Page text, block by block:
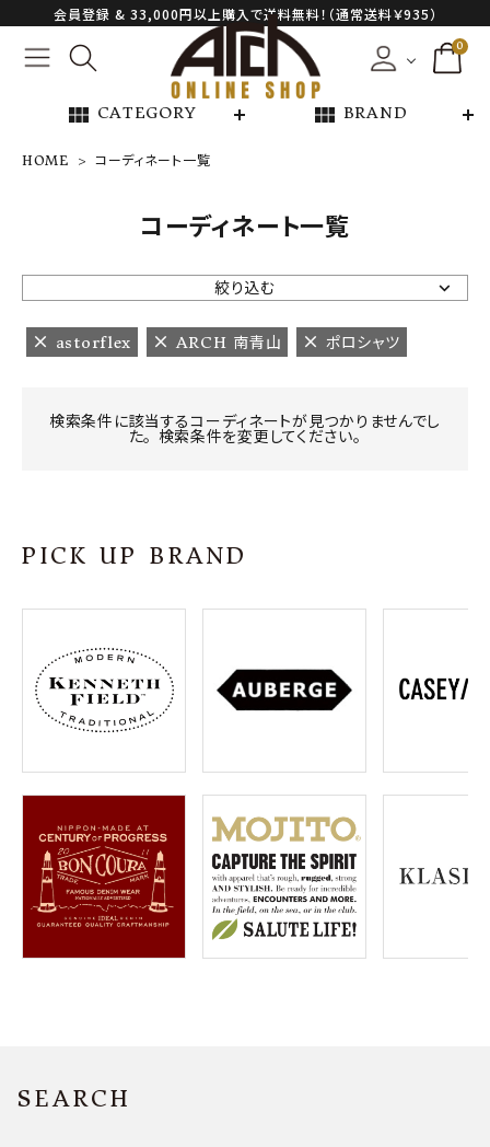
会員登録 & 33,000円以上購入で送料無料！（通常送料￥935）
0
view_module CATEGORY view_module BRAND
NEW ARRIVAL
ARCH EXCLUSIVE
BRAND
INFORMATION
ご利用ガイド
プライバシーポリシー
特定商取引法について
お問い合わせ
OFFICIAL WEB SITE
ACCOUNT MENU
ようこそ ゲスト 様
meeting_room ログイン 会員登録
HOME コーディネート一覧
コーディネート一覧
絞り込む
astorflex ARCH 南青山 ポロシャツ
検索条件に該当するコーディネートが見つかりませんでし
た。 検索条件を変更してください。
PICK UP BRAND
SEARCH